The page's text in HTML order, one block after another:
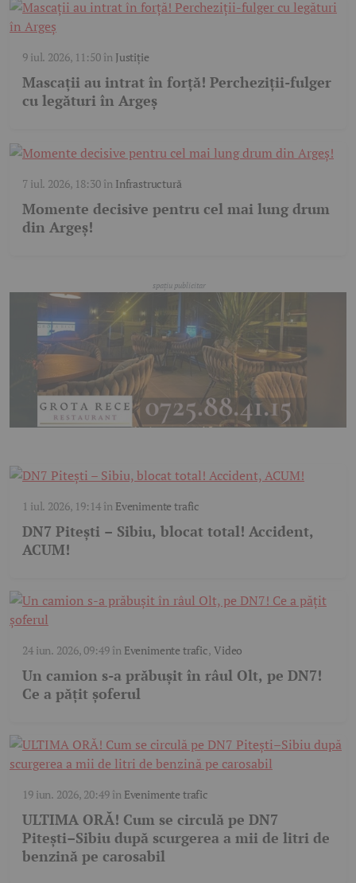
9 iul. 2026, 11:50în Justiție
Mascații au intrat în forță! Percheziții-fulger
cu legături în Argeș
7 iul. 2026, 18:30în Infrastructură
Momente decisive pentru cel mai lung drum
din Argeș!
1 iul. 2026, 19:14în Evenimente trafic
DN7 Pitești – Sibiu, blocat total! Accident,
ACUM!
24 iun. 2026, 09:49în Evenimente trafic, Video
Un camion s-a prăbușit în râul Olt, pe DN7!
Ce a pățit șoferul
19 iun. 2026, 20:49în Evenimente trafic
ULTIMA ORĂ! Cum se circulă pe DN7
Pitești–Sibiu după scurgerea a mii de litri de
benzină pe carosabil